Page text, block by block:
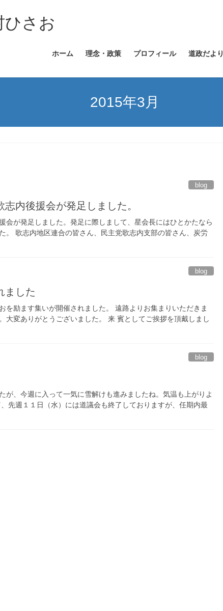
さお
ホーム 理念・政策 プロフィール 道政だより
2015年3月
blog
内後援会が発足しました。
会が発足しました。発足に際しまして、星会長にはひとかたなら
。 歌志内地区連合の皆さん、民主党歌志内支部の皆さん、炭労
blog
ました
を励ます集いが開催されました。 遠路よりお集まりいただきま
大変ありがとうございました。 来 賓としてご挨拶を頂戴しまし
blog
、今週に入って一気に雪解けも進みましたね。気温も上がりよ
先週１１日（水）には道議会も終了しておりますが、任期内最